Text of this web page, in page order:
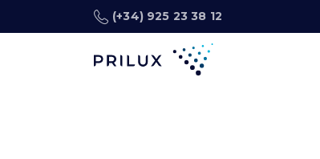
(+34) 925 23 38 12